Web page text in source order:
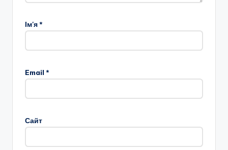
Ім'я*
Email *
Сайт